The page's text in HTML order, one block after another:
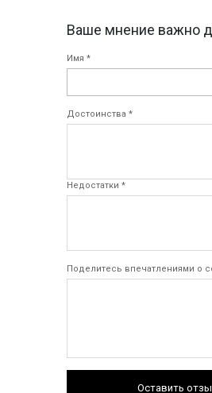
Ваше мнение важно
Имя *
Достоинства *
Недостатки *
Поделитесь впечатлениями о
Оставить